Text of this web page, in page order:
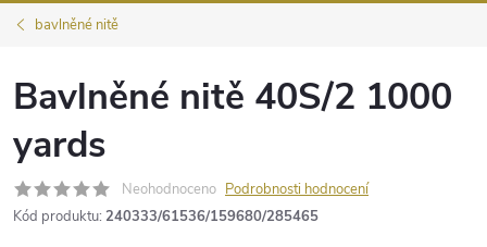
bavlněné nitě
Bavlněné nitě 40S/2 1000
yards
Neohodnoceno Podrobnosti hodnocení
Kód produktu: 240333/61536/159680/285465